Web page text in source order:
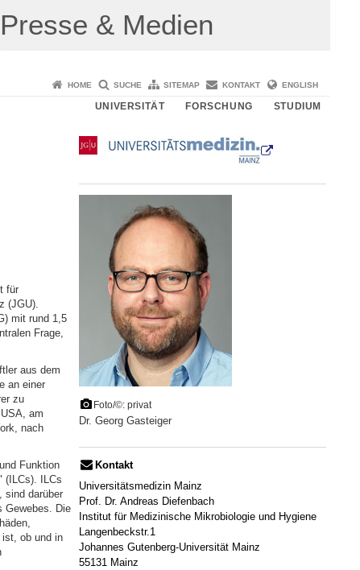
Presse & Medien
HOME SUCHE SITEMAP KONTAKT ENGLISH
UNIVERSITÄT FORSCHUNG STUDIUM
für
(JGU).
mit rund 1,5
Frage,
aus dem
an einer
zu
am
nach
Funktion
(ILCs). ILCs
sind darüber
Gewebes. Die
ist, ob und in
Foto/©: privat
Dr. Georg Gasteiger
Kontakt
Universitätsmedizin Mainz
Prof. Dr. Andreas Diefenbach
Institut für Medizinische Mikrobiologie und Hygiene
Langenbeckstr.1
Johannes Gutenberg-Universität Mainz
55131 Mainz